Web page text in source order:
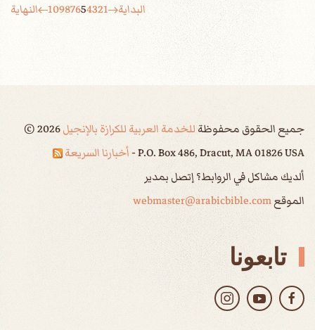
البداية
1
2
3
4
5
6
7
8
9
10 النهاية
جميع الحقوق محفوظةللخدمة العربية للكرازة بالإنجيل ©2026
P.O. Box 486, Dracut, MA 01826 USA - أخبارنا السريعة
ألديك مشاكل في الروابط؟ إتصل بمدير
الموقعwebmaster@arabicbible.com
تابعونا